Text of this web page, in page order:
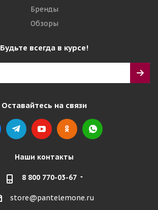
Бренды
Обзоры
Будьте всегда в курсе!
Оставайтесь на связи
Наши контакты
8 800 770-03-67
store@pantelemone.ru